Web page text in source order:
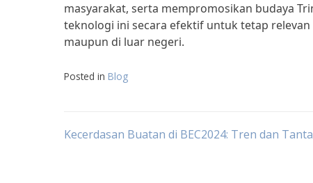
masyarakat, serta mempromosikan budaya
teknologi ini secara efektif untuk tetap
maupun di luar negeri.
Posted in Blog
Post
Kecerdasan Buatan di BEC2024: Tren dan